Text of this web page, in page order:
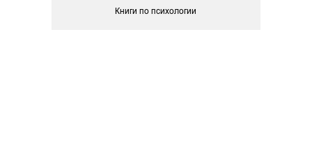
Книги по психологии